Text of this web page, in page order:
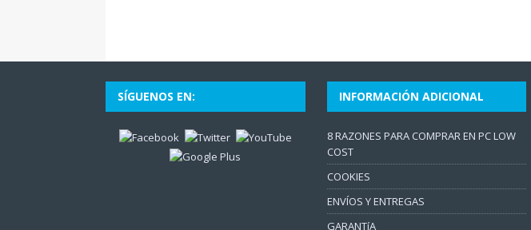
SÍGUENOS EN: INFORMACIÓN ADICIONAL
8 RAZONES PARA COMPRAR EN PC LOW
COST
COOKIES
ENVÍOS Y ENTREGAS
GARANTíA